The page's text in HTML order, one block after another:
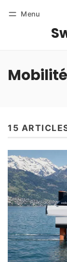
Menu
Se connecter
Mobilité
15